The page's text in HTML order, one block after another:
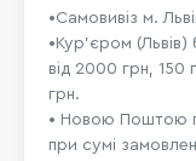
•Самовивіз м.
•Кур'єром (Львів)
від 2000 грн, 150
грн.
• Новою Поштою
при сумі